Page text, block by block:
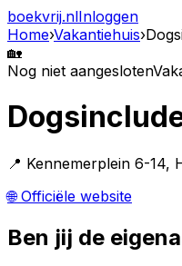
boekvrij.nlInloggen
Home›Vakantiehuis›
🏡
Nog niet aangesloten
📍 Kennemerplein 6-14,
🌐 Officiële website
Ben jij de